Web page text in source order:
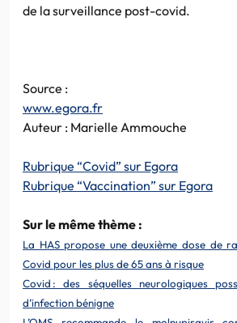
de la surveillance post-covid.
Source :
www.egora.fr
Auteur : Marielle Ammouche
Rubrique “Covid” sur Egora
Rubrique “Vaccination” sur Egora
Sur le même thème :
La HAS propose une deuxième dose de
Covid pour les plus de 65 ans à risque
Covid : des séquelles neurologiques
d’infection bénigne